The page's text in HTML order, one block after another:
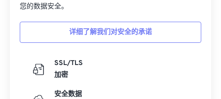
您的数据安全。
详细了解我们对安全的承诺
SSL/TLS
加密
安全数据